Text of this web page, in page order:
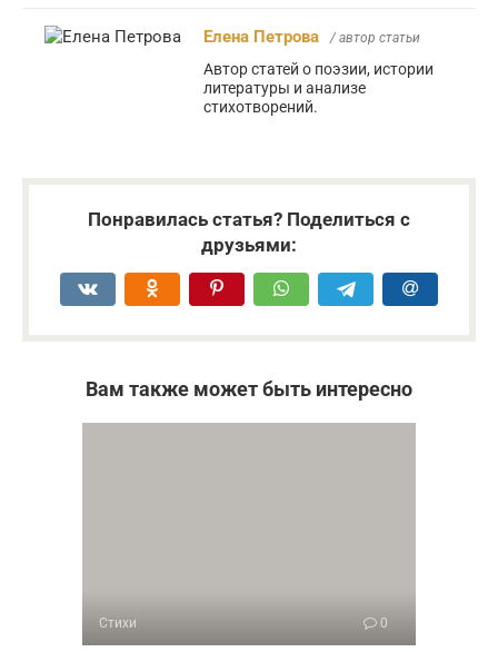
Елена Петрова / автор статьи
Автор статей о поэзии, истории
литературы и анализе
стихотворений.
Понравилась статья? Поделиться с
друзьями:
Вам также может быть интересно
Стихи 0